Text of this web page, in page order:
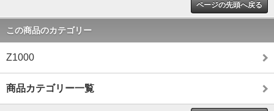
ページの先頭へ戻る
この商品のカテゴリー
Z1000
商品カテゴリー一覧